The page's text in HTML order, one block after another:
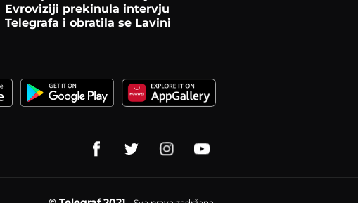
Evroviziji prekinula intervju
Telegrafa i obratila se Lavini